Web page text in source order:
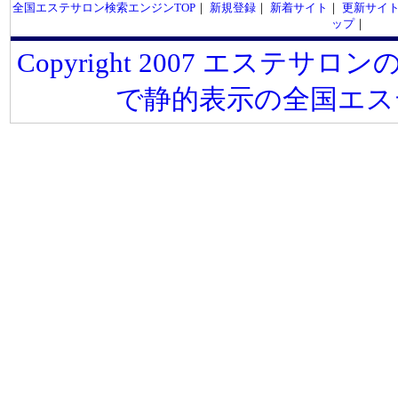
全国エステサロン検索エンジンTOP｜ 新規登録｜ 新着サイト ｜ 更新サイ
ップ｜
Copyright 2007 エステサロン
で静的表示の全国エ